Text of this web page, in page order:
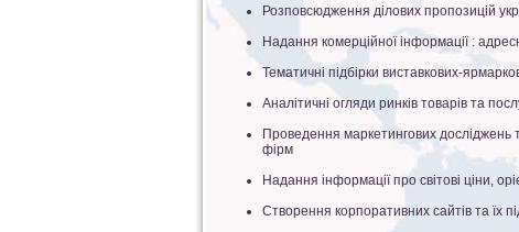
Розповсюдження ділових пропозицій
Надання комерційної інформації :
Тематичні підбірки виставкових-
Аналітичні огляди ринків товарів та
Проведення маркетингових досліджень
фірм
Надання інформації про світові ціни,
Створення корпоративних сайтів та їх